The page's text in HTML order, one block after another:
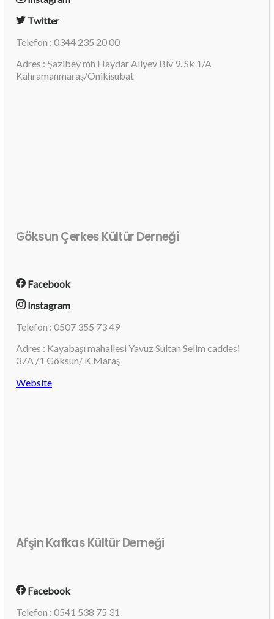
Twitter
Telefon : 0344 235 20 00
Adres : Şazibey mh Haydar Aliyev Blv 9. Sk 1/A
Kahramanmaraş/Onikişubat
Göksun Çerkes Kültür Derneği
Facebook
Instagram
Telefon : 0507 355 73 49
Adres : Kayabaşı mahallesi Yavuz Sultan Selim caddesi
37A /1 Göksun/ K.Maraş
Website
Afşin Kafkas Kültür Derneği
Facebook
Telefon : 0541 538 75 31